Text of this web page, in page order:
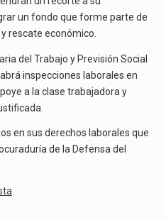
un fondo que forme parte de
rescate económico.
del Trabajo y Previsión Social
inspecciones laborales en
a la clase trabajadora y
en sus derechos laborales que
de la Defensa del